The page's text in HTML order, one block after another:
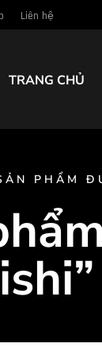
Liên hệ
TRANG CHỦ
PHẨM